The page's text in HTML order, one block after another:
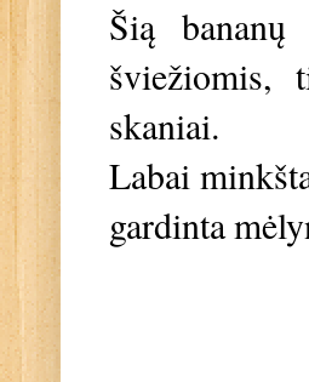
Šią
šviežiomis,
skaniai.
Labai
gardinta